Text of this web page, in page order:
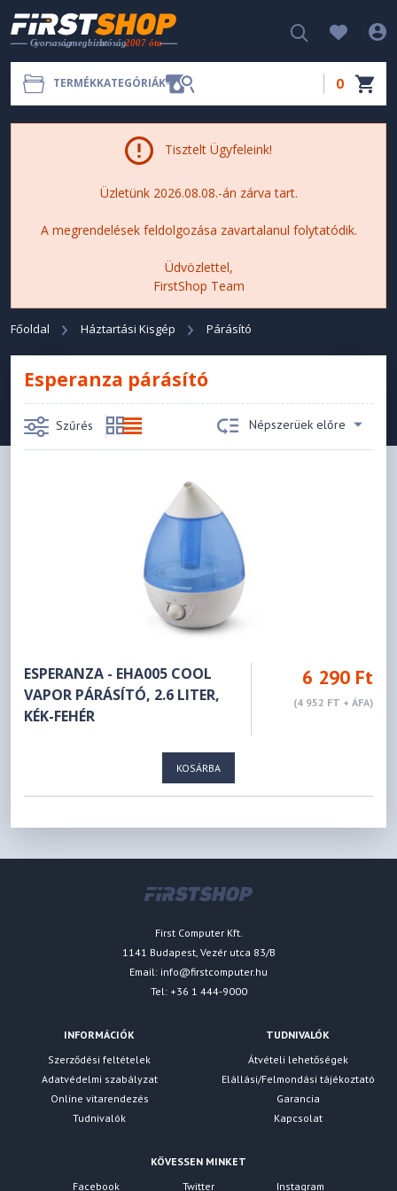
TERMÉKKATEGÓRIÁK 0
Tisztelt Ügyfeleink!
Üzletünk 2026.08.08.-án zárva tart.
A megrendelések feldolgozása zavartalanul folytatódik.
Üdvözlettel,
FirstShop Team
Főoldal Háztartási Kisgép Párásító
Esperanza párásító
Szűrés Népszerüek előre
ESPERANZA - EHA005 COOL
VAPOR PÁRÁSÍTÓ, 2.6 LITER,
KÉK-FEHÉR
6 290 Ft
(4 952 FT + ÁFA)
KOSÁRBA
First Computer Kft.
1141 Budapest, Vezér utca 83/B
Email: info@firstcomputer.hu
Tel: +36 1 444-9000
INFORMÁCIÓK
Szerződési feltételek
Adatvédelmi szabályzat
Online vitarendezés
Tudnivalók
TUDNIVALÓK
Átvételi lehetőségek
Elállási/Felmondási tájékoztató
Garancia
Kapcsolat
KÖVESSEN MINKET
Facebook
Twitter Instagram